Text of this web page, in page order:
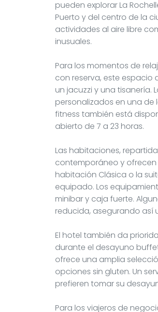
pueden explorar La
Puerto y del centro de la
actividades al aire libre
inusuales.
Para los momentos de
con reserva, este espacio
un jacuzzi y una tisanería.
personalizados en una de
fitness también está
abierto de 7 a 23 horas.
Las habitaciones,
contemporáneo y
habitación Clásica o la
equipado. Los
minibar y caja fuerte.
reducida, asegurando así
El hotel también da
durante el desayuno
ofrece una amplia
opciones sin gluten. Un
prefieren tomar su
Para los viajeros de